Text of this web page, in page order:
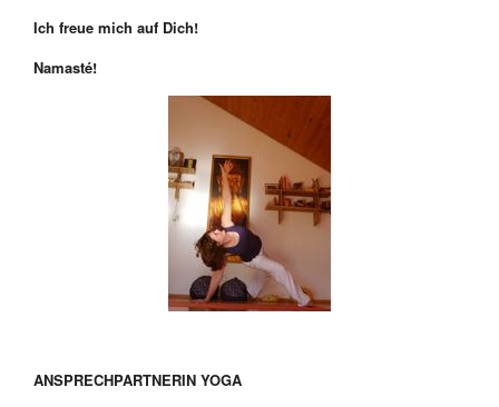
Ich freue mich auf Dich!
Namasté!
ANSPRECHPARTNERIN YOGA